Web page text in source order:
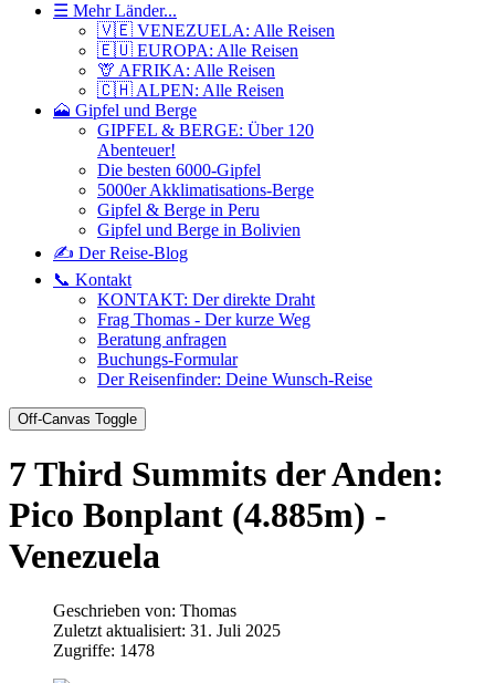
☰ Mehr Länder...
🇻🇪 VENEZUELA: Alle Reisen
🇪🇺 EUROPA: Alle Reisen
🦒 AFRIKA: Alle Reisen
🇨🇭 ALPEN: Alle Reisen
🗻 Gipfel und Berge
GIPFEL & BERGE: Über 120
Abenteuer!
Die besten 6000-Gipfel
5000er Akklimatisations-Berge
Gipfel & Berge in Peru
Gipfel und Berge in Bolivien
✍️ Der Reise-Blog
📞 Kontakt
KONTAKT: Der direkte Draht
Frag Thomas - Der kurze Weg
Beratung anfragen
Buchungs-Formular
Der Reisenfinder: Deine Wunsch-Reise
Off-Canvas Toggle
7 Third Summits der Anden:
Pico Bonplant (4.885m) -
Venezuela
Geschrieben von: Thomas
Zuletzt aktualisiert: 31. Juli 2025
Zugriffe: 1478